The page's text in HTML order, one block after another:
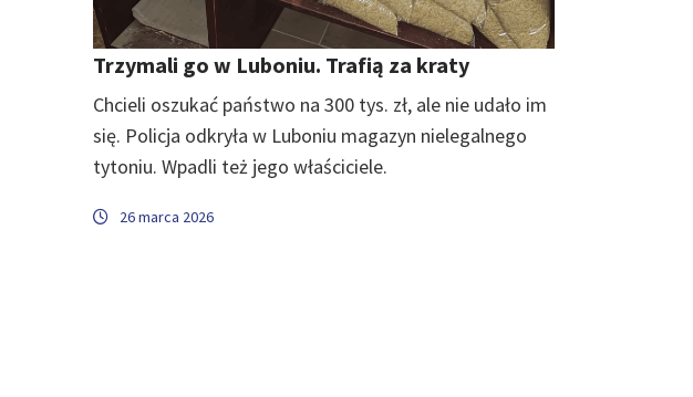
Trzymali go w Luboniu. Trafią za kraty
Chcieli oszukać państwo na 300 tys. zł, ale nie udało im
się. Policja odkryła w Luboniu magazyn nielegalnego
tytoniu. Wpadli też jego właściciele.
26 marca 2026